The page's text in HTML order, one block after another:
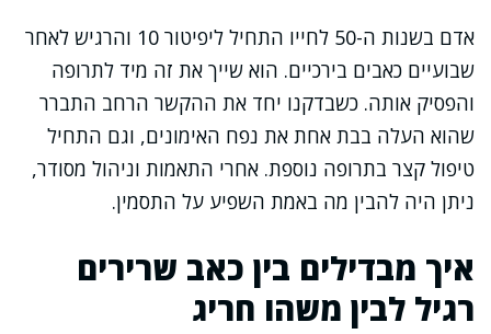
אדם בשנות ה-50 לחייו התחיל ליפיטור 10 והרגיש לאחר
שבועיים כאבים בירכיים. הוא שייך את זה מיד לתרופה
והפסיק אותה. כשבדקנו יחד את ההקשר הרחב התברר
שהוא העלה בבת אחת את נפח האימונים, וגם התחיל
טיפול קצר בתרופה נוספת. אחרי התאמות וניהול מסודר,
ניתן היה להבין מה באמת השפיע על התסמין.
איך מבדילים בין כאב שרירים
רגיל לבין משהו חריג